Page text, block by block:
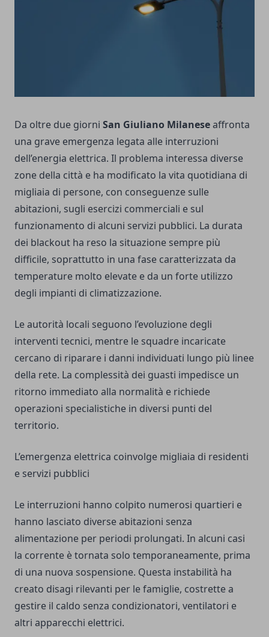
Da oltre due giorni San Giuliano Milaneseaffronta
una grave emergenza legata alle interruzioni
dell’energia elettrica. Il problema interessa diverse
zone della città e ha modificato la vita quotidiana di
migliaia di persone, con conseguenze sulle
abitazioni, sugli esercizi commerciali e sul
funzionamento di alcuni servizi pubblici. La durata
dei blackout ha reso la situazione sempre più
difficile, soprattutto in una fase caratterizzata da
temperature molto elevate e da un forte utilizzo
degli impianti di climatizzazione.
Le autorità locali seguono l’evoluzione degli
interventi tecnici, mentre le squadre incaricate
cercano di riparare i danni individuati lungo più linee
della rete. La complessità dei guasti impedisce un
ritorno immediato alla normalità e richiede
operazioni specialistiche in diversi punti del
territorio.
L’emergenza elettrica coinvolge migliaia di residenti
e servizi pubblici
Le interruzioni hanno colpito numerosi quartieri e
hanno lasciato diverse abitazioni senza
alimentazione per periodi prolungati. In alcuni casi
la corrente è tornata solo temporaneamente, prima
di una nuova sospensione. Questa instabilità ha
creato disagi rilevanti per le famiglie, costrette a
gestire il caldo senza condizionatori, ventilatori e
altri apparecchi elettrici.